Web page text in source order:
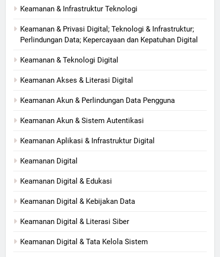
Keamanan & Infrastruktur Teknologi
Keamanan & Privasi Digital; Teknologi & Infrastruktur;
Perlindungan Data; Kepercayaan dan Kepatuhan Digital
Keamanan & Teknologi Digital
Keamanan Akses & Literasi Digital
Keamanan Akun & Perlindungan Data Pengguna
Keamanan Akun & Sistem Autentikasi
Keamanan Aplikasi & Infrastruktur Digital
Keamanan Digital
Keamanan Digital & Edukasi
Keamanan Digital & Kebijakan Data
Keamanan Digital & Literasi Siber
Keamanan Digital & Tata Kelola Sistem